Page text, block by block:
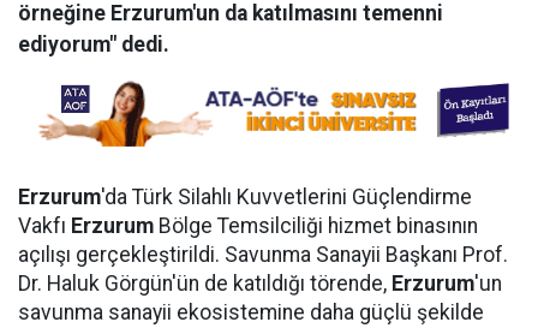
örneğine Erzurum'un da katılmasını temenni
ediyorum" dedi.
Erzurum'da Türk Silahlı Kuvvetlerini Güçlendirme
Vakfı Erzurum Bölge Temsilciliği hizmet binasının
açılışı gerçekleştirildi. Savunma Sanayii Başkanı Prof.
Dr. Haluk Görgün'ün de katıldığı törende, Erzurum'un
savunma sanayii ekosistemine daha güçlü şekilde